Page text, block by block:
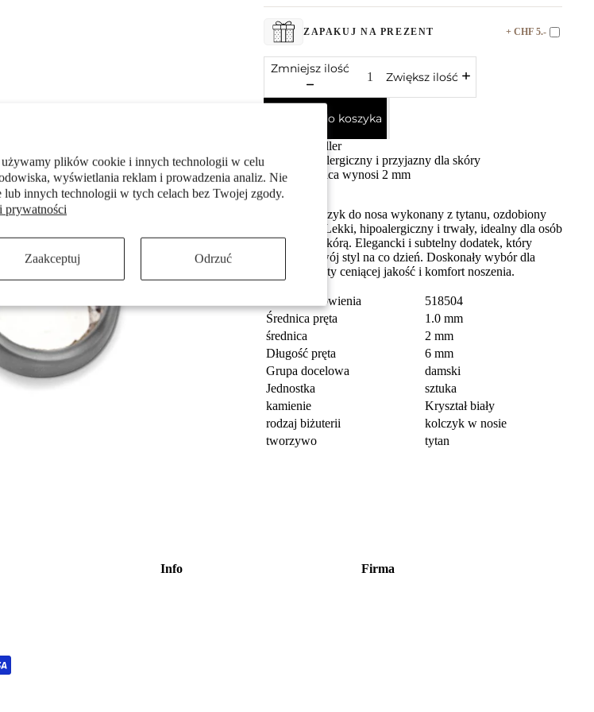
plików cookie i innych technologii w celu
wyświetlania reklam i prowadzenia analiz. Nie
innych technologii w tych celach bez Twojej zgody.
prywatności
Zaakceptuj Odrzuć
ZAPAKUJ NA PREZENT + CHF 5.-
Zmniejsz ilość
Zwiększ ilość
Dodaj do koszyka
bestseller
Antyalergiczny i przyjazny dla skóry
Średnica wynosi 2 mm
Damski kolczyk do nosa wykonany z tytanu, ozdobiony
kryształem. Lekki, hipoalergiczny i trwały, idealny dla osób
z wrażliwą skórą. Elegancki i subtelny dodatek, który
podkreśli Twój styl na co dzień. Doskonały wybór dla
każdej kobiety ceniącej jakość i komfort noszenia.
numer zamówienia
518504
Średnica pręta
1.0 mm
średnica
2 mm
Długość pręta
6 mm
Grupa docelowa
damski
Jednostka
sztuka
kamienie
Kryształ biały
rodzaj biżuterii
kolczyk w nosie
tworzywo
tytan
Info Firma